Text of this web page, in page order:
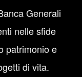
Generali
nelle sfide
patrimonio e
di vita.